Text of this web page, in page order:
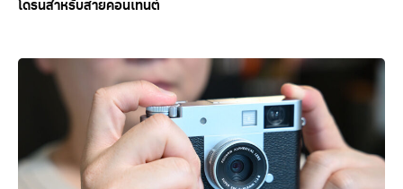
โดรนสำหรับสายคอนเทนต์